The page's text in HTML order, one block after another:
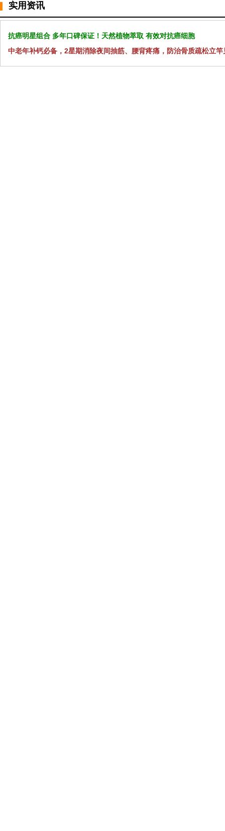
实用资讯
抗癌明星组合 多年口碑保证！天然植物萃取 有效对抗癌细胞
中老年补钙必备，2星期消除夜间抽筋、腰背疼痛，防治骨质疏松立竿